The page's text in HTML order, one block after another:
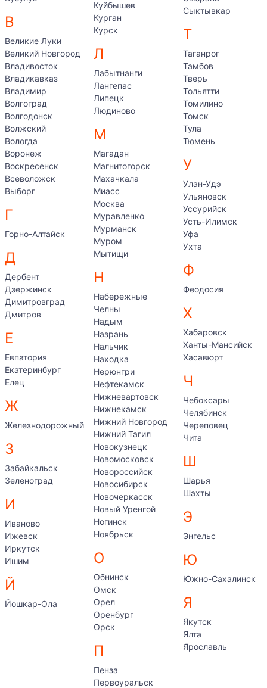
В
Великие Луки
Великий Новгород
Владивосток
Владикавказ
Владимир
Волгоград
Волгодонск
Волжский
Вологда
Воронеж
Воскресенск
Всеволожск
Выборг
Г
Горно-Алтайск
Д
Дербент
Дзержинск
Димитровград
Дмитров
Е
Евпатория
Екатеринбург
Елец
Ж
Железнодорожный
З
Забайкальск
Зеленоград
И
Иваново
Ижевск
Иркутск
Ишим
Й
Йошкар-Ола
Куйбышев
Курган
Курск
Л
Лабытнанги
Лангепас
Липецк
Людиново
М
Магадан
Магнитогорск
Махачкала
Миасс
Москва
Муравленко
Мурманск
Муром
Мытищи
Н
Набережные
Челны
Надым
Назрань
Нальчик
Находка
Нерюнгри
Нефтекамск
Нижневартовск
Нижнекамск
Нижний Новгород
Нижний Тагил
Новокузнецк
Новомосковск
Новороссийск
Новосибирск
Новочеркасск
Новый Уренгой
Ногинск
Ноябрьск
О
Обнинск
Омск
Орел
Оренбург
Орск
П
Пенза
Первоуральск
Сыктывкар
Т
Таганрог
Тамбов
Тверь
Тольятти
Томилино
Томск
Тула
Тюмень
У
Улан-Удэ
Ульяновск
Уссурийск
Усть-Илимск
Уфа
Ухта
Ф
Феодосия
Х
Хабаровск
Ханты-Мансийск
Хасавюрт
Ч
Чебоксары
Челябинск
Череповец
Чита
Ш
Шарья
Шахты
Э
Энгельс
Ю
Южно-Сахалинск
Я
Якутск
Ялта
Ярославль